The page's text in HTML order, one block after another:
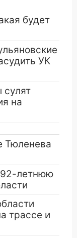
будет
УК
сулят
на
Тюленева
летнюю
трассе и